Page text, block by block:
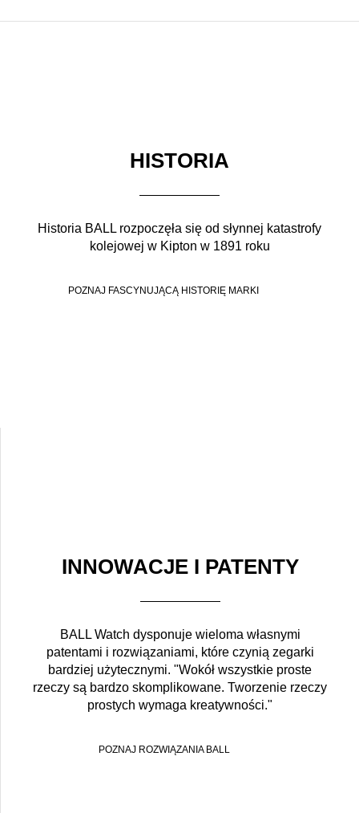
HISTORIA
Historia BALL rozpoczęła się od słynnej katastrofy
kolejowej w Kipton w 1891 roku
POZNAJ FASCYNUJĄCĄ HISTORIĘ MARKI
INNOWACJE I PATENTY
BALL Watch dysponuje wieloma własnymi
patentami i rozwiązaniami, które czynią zegarki
bardziej użytecznymi. "Wokół wszystkie proste
rzeczy są bardzo skomplikowane. Tworzenie rzeczy
prostych wymaga kreatywności."
POZNAJ ROZWIĄZANIA BALL